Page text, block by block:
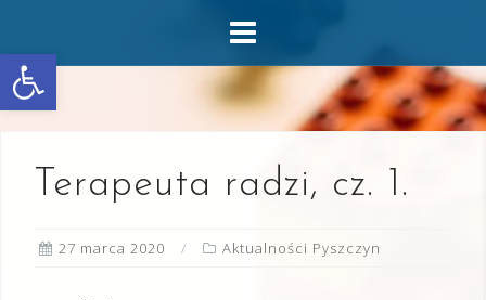
Otwórz pasek narzędzi
content
Terapeuta radzi, cz. 1.
27 marca 2020 Aktualności Pyszczyn